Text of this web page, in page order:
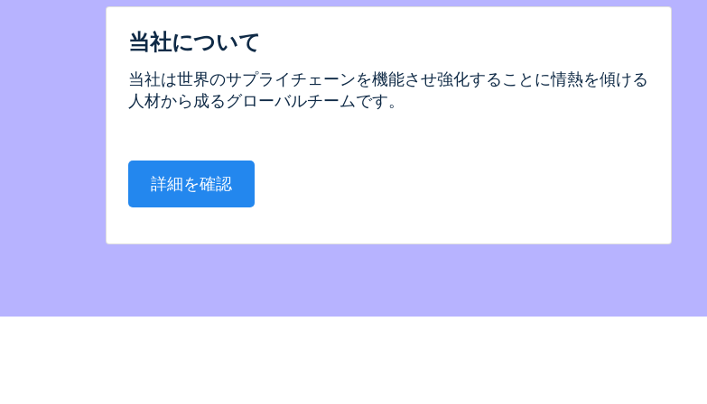
当社について
当社は世界のサプライチェーンを機能させ強化することに情熱を傾ける
人材から成るグローバルチームです。
詳細を確認